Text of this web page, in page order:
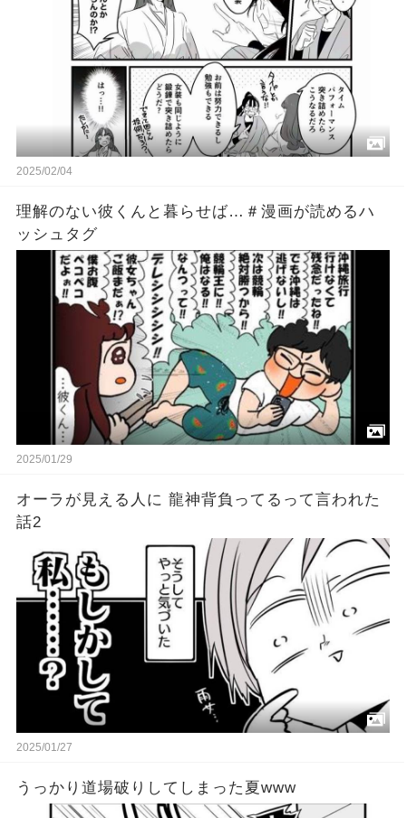
2025/02/04
理解のない彼くんと暮らせば…＃漫画が読めるハ
ッシュタグ
2025/01/29
オーラが見える人に 龍神背負ってるって言われた
話2
2025/01/27
うっかり道場破りしてしまった夏www